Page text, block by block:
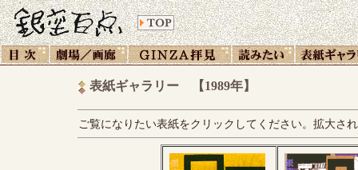
表紙ギャラリー 【1989年】
ご覧になりたい表紙をクリックしてください。拡大さ